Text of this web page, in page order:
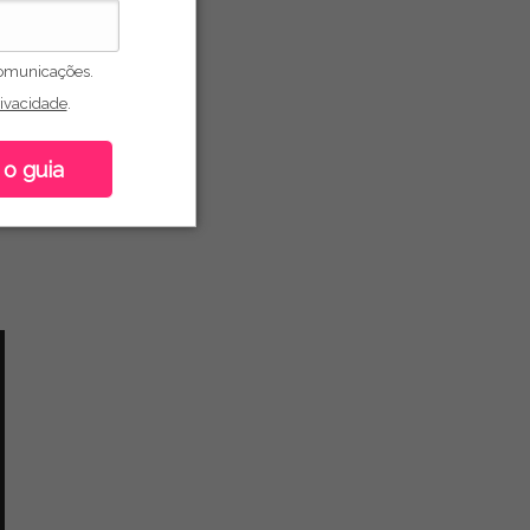
.
guia